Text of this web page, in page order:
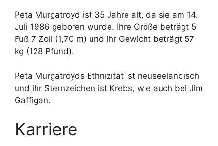
Peta Murgatroyd ist 35 Jahre alt, da sie am 14.
Juli 1986 geboren wurde. Ihre Größe beträgt 5
Fuß 7 Zoll (1,70 m) und ihr Gewicht beträgt 57
kg (128 Pfund).
Peta Murgatroyds Ethnizität ist neuseeländisch
und ihr Sternzeichen ist Krebs, wie auch bei Jim
Gaffigan.
Karriere